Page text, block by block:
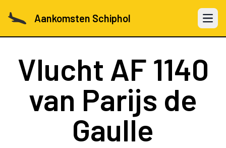
Aankomsten Schiphol Open
Vlucht AF 1140
van Parijs de
Gaulle